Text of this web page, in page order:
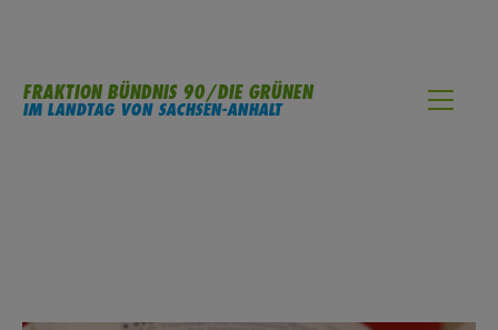
FRAKTION BÜNDNIS 90/DIE GRÜNEN
IM LANDTAG VON SACHSEN-ANHALT